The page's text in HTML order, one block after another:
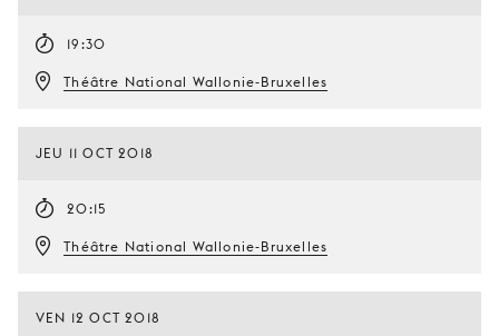
19:30
Théâtre National Wallonie-Bruxelles
JEU 11 OCT 2018
20:15
Théâtre National Wallonie-Bruxelles
VEN 12 OCT 2018